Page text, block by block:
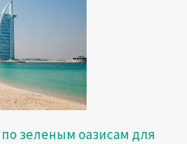
зеленым оазисам для